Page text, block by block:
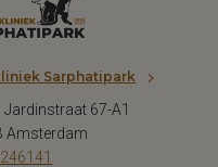
Sarphatipark
Jardinstraat 67-A1
Amsterdam